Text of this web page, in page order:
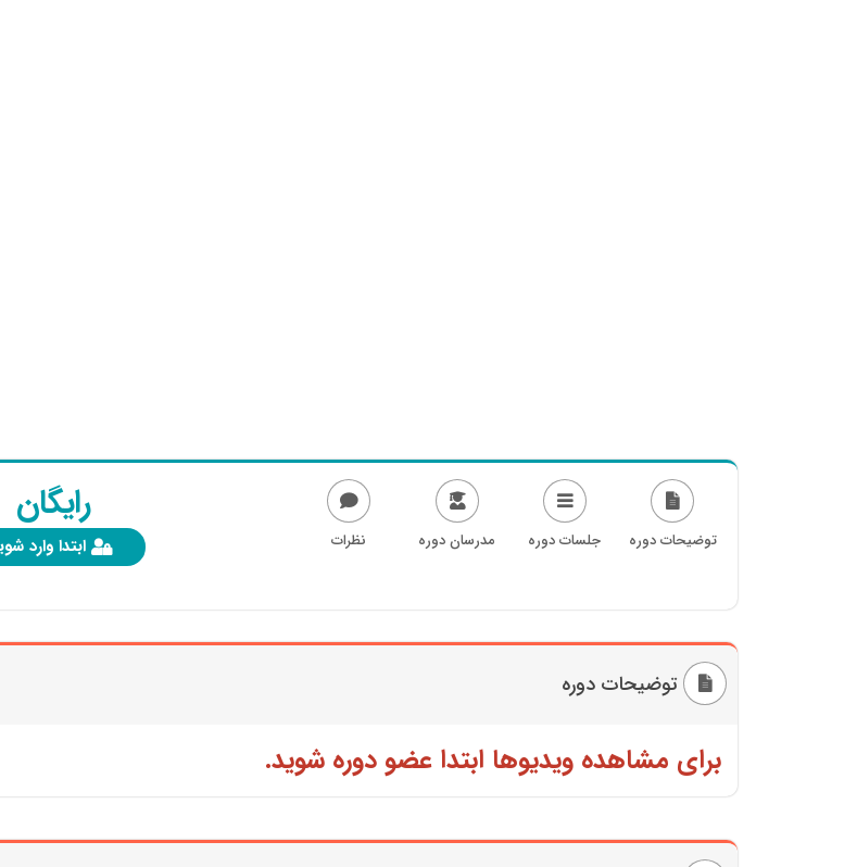
توضیحات دوره جلسات دوره مدرسان دوره نظرات
رایگان
ابتدا وارد
توضیحات دوره
برای مشاهده ویدیوها ابتدا عضو دوره شوید.